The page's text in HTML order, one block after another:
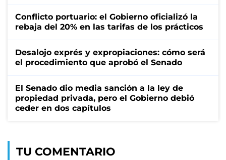
Conflicto portuario: el Gobierno oficializó la
rebaja del 20% en las tarifas de los prácticos
Desalojo exprés y expropiaciones: cómo será
el procedimiento que aprobó el Senado
El Senado dio media sanción a la ley de
propiedad privada, pero el Gobierno debió
ceder en dos capítulos
TU COMENTARIO